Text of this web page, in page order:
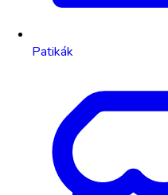
Patikák